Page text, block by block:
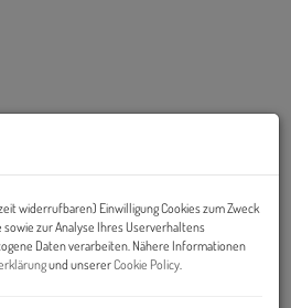
widerrufbaren) Einwilligung Cookies zum Zweck
zur Analyse Ihres Userverhaltens
Daten verarbeiten. Nähere Informationen
und unsererCookie Policy